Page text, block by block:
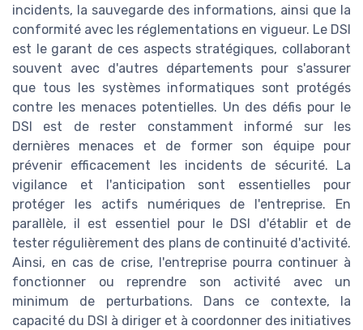
incidents, la sauvegarde des informations, ainsi que la
conformité avec les réglementations en vigueur. Le DSI
est le garant de ces aspects stratégiques, collaborant
souvent avec d'autres départements pour s'assurer
que tous les systèmes informatiques sont protégés
contre les menaces potentielles. Un des défis pour le
DSI est de rester constamment informé sur les
dernières menaces et de former son équipe pour
prévenir efficacement les incidents de sécurité. La
vigilance et l'anticipation sont essentielles pour
protéger les actifs numériques de l'entreprise. En
parallèle, il est essentiel pour le DSI d'établir et de
tester régulièrement des plans de continuité d'activité.
Ainsi, en cas de crise, l'entreprise pourra continuer à
fonctionner ou reprendre son activité avec un
minimum de perturbations. Dans ce contexte, la
capacité du DSI à diriger et à coordonner des initiatives